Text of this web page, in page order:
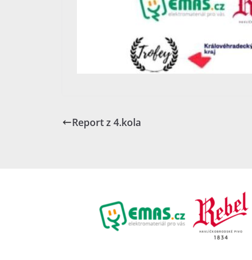
Report z 4.kola